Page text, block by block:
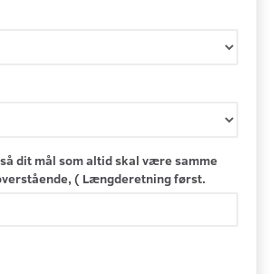
dit mål som altid skal være samme
( Længderetning først.